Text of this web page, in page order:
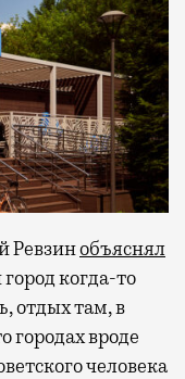
Ревзинобъяснял
когда-то
отдых там, в
городах вроде
человека